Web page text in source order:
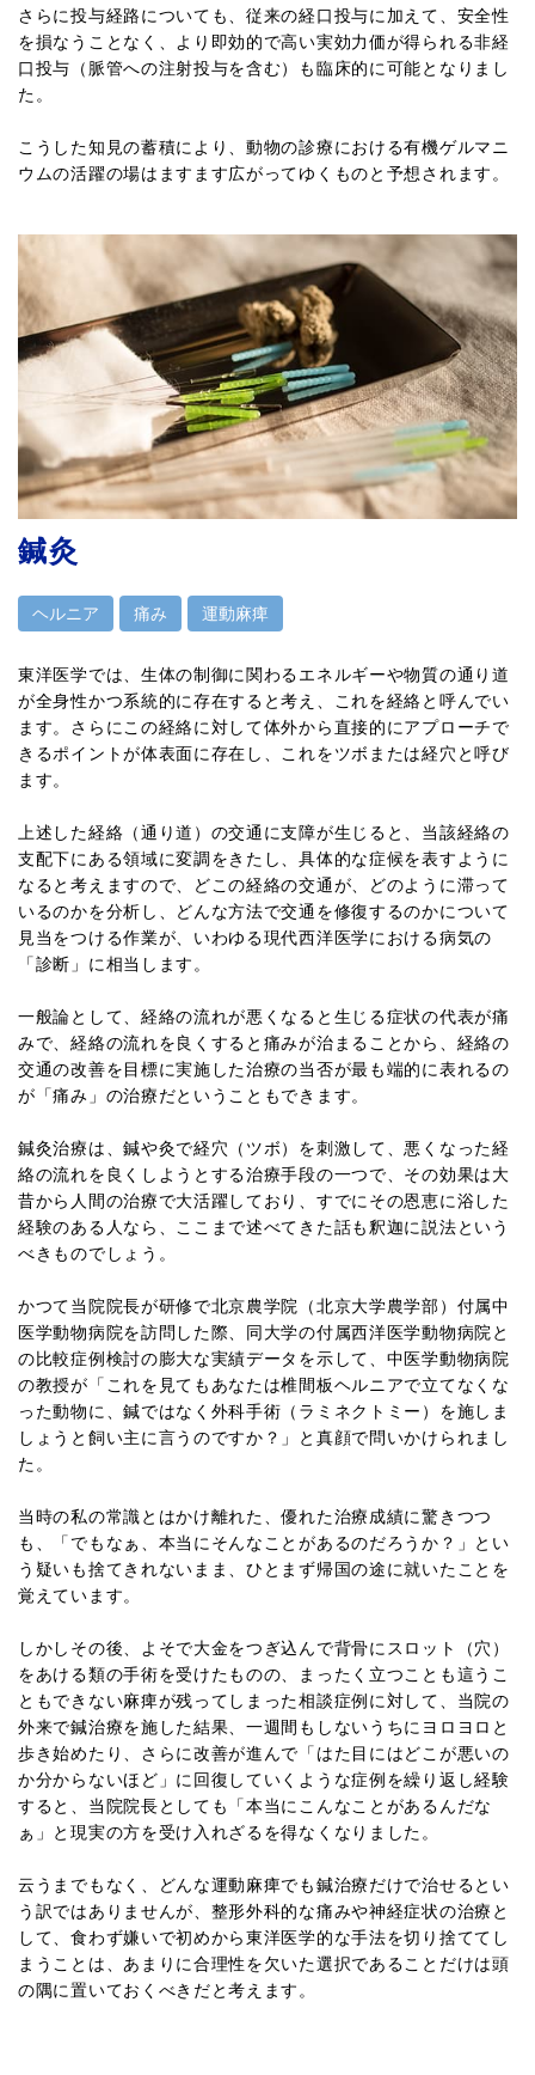
さらに投与経路についても、従来の経口投与に加えて、安全性
を損なうことなく、より即効的で高い実効力価が得られる非経
口投与（脈管への注射投与を含む）も臨床的に可能となりまし
た。
こうした知見の蓄積により、動物の診療における有機ゲルマニ
ウムの活躍の場はますます広がってゆくものと予想されます。
鍼灸
ヘルニア 痛み 運動麻痺
東洋医学では、生体の制御に関わるエネルギーや物質の通り道
が全身性かつ系統的に存在すると考え、これを経絡と呼んでい
ます。さらにこの経絡に対して体外から直接的にアプローチで
きるポイントが体表面に存在し、これをツボまたは経穴と呼び
ます。
上述した経絡（通り道）の交通に支障が生じると、当該経絡の
支配下にある領域に変調をきたし、具体的な症候を表すように
なると考えますので、どこの経絡の交通が、どのように滞って
いるのかを分析し、どんな方法で交通を修復するのかについて
見当をつける作業が、いわゆる現代西洋医学における病気の
「診断」に相当します。
一般論として、経絡の流れが悪くなると生じる症状の代表が痛
みで、経絡の流れを良くすると痛みが治まることから、経絡の
交通の改善を目標に実施した治療の当否が最も端的に表れるの
が「痛み」の治療だということもできます。
鍼灸治療は、鍼や灸で経穴（ツボ）を刺激して、悪くなった経
絡の流れを良くしようとする治療手段の一つで、その効果は大
昔から人間の治療で大活躍しており、すでにその恩恵に浴した
経験のある人なら、ここまで述べてきた話も釈迦に説法という
べきものでしょう。
かつて当院院長が研修で北京農学院（北京大学農学部）付属中
医学動物病院を訪問した際、同大学の付属西洋医学動物病院と
の比較症例検討の膨大な実績データを示して、中医学動物病院
の教授が「これを見てもあなたは椎間板ヘルニアで立てなくな
った動物に、鍼ではなく外科手術（ラミネクトミー）を施しま
しょうと飼い主に言うのですか？」と真顔で問いかけられまし
た。
当時の私の常識とはかけ離れた、優れた治療成績に驚きつつ
も、「でもなぁ、本当にそんなことがあるのだろうか？」とい
う疑いも捨てきれないまま、ひとまず帰国の途に就いたことを
覚えています。
しかしその後、よそで大金をつぎ込んで背骨にスロット（穴）
をあける類の手術を受けたものの、まったく立つことも這うこ
ともできない麻痺が残ってしまった相談症例に対して、当院の
外来で鍼治療を施した結果、一週間もしないうちにヨロヨロと
歩き始めたり、さらに改善が進んで「はた目にはどこが悪いの
か分からないほど」に回復していくような症例を繰り返し経験
すると、当院院長としても「本当にこんなことがあるんだな
ぁ」と現実の方を受け入れざるを得なくなりました。
云うまでもなく、どんな運動麻痺でも鍼治療だけで治せるとい
う訳ではありませんが、整形外科的な痛みや神経症状の治療と
して、食わず嫌いで初めから東洋医学的な手法を切り捨ててし
まうことは、あまりに合理性を欠いた選択であることだけは頭
の隅に置いておくべきだと考えます。